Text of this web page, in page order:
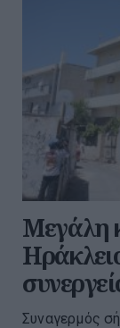
Μεγάλη
Συναγερμός